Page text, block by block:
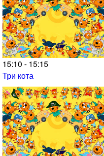
15:10 - 15:15
Три кота